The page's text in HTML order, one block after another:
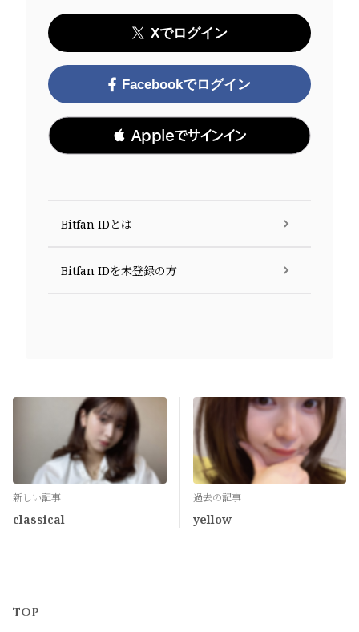
Xでログイン
Facebookでログイン
 Appleでサインイン
Bitfan IDとは
Bitfan IDを未登録の方
新しい記事
classical
過去の記事
yellow
TOP